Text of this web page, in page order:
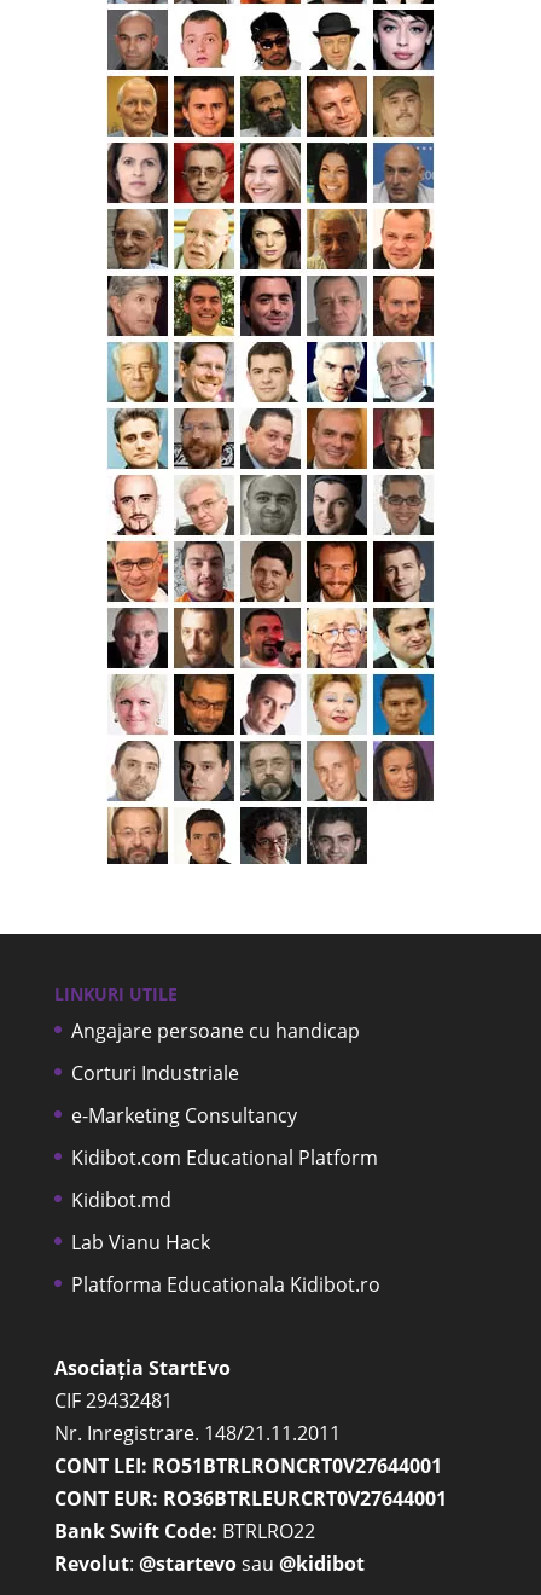
LINKURI UTILE
Angajare persoane cu handicap
Corturi Industriale
e-Marketing Consultancy
Kidibot.com Educational Platform
Kidibot.md
Lab Vianu Hack
Platforma Educationala Kidibot.ro
Asociația StartEvo
CIF 29432481
Nr. Inregistrare. 148/21.11.2011
CONT LEI: RO51BTRLRONCRT0V27644001
CONT EUR: RO36BTRLEURCRT0V27644001
Bank Swift Code: BTRLRO22
Revolut: @startevosau @kidibot